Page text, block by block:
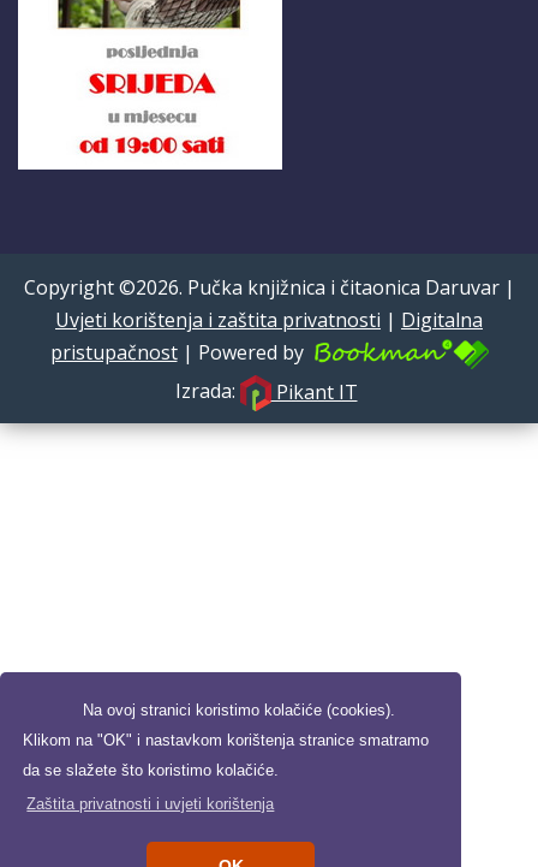
Na ovoj stranici koristimo kolačiće (cookies).
Klikom na "OK" i nastavkom korištenja stranice smatramo
da se slažete što koristimo kolačiće.
Zaštita privatnosti i uvjeti korištenja
Copyright ©2026. Pučka knjižnica i čitaonica Daruvar |
Uvjeti korištenja i zaštita privatnosti | Digitalna
pristupačnost| Powered by
Izrada:
Pikant IT